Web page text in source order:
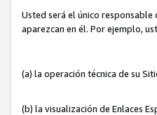
Usted será el único
aparezcan en él. Por ejemplo,
(a) la operación técnica de su
(b) la visualización de Enlaces